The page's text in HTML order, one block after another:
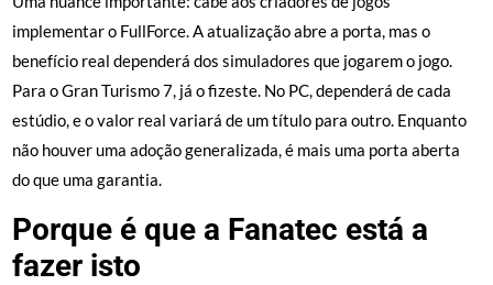
implementar o FullForce. A atualização abre a porta, mas o
benefício real dependerá dos simuladores que jogarem o jogo.
Para o Gran Turismo 7, já o fizeste. No PC, dependerá de cada
estúdio, e o valor real variará de um título para outro. Enquanto
não houver uma adoção generalizada, é mais uma porta aberta
do que uma garantia.
Porque é que a Fanatec está a
fazer isto